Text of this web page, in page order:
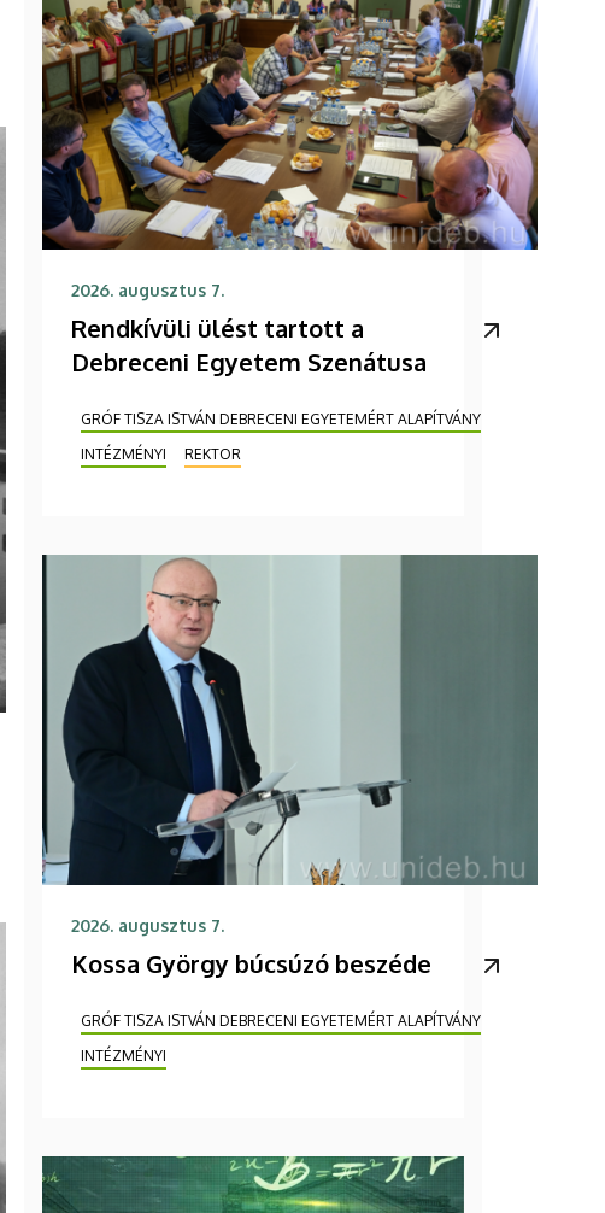
2026. augusztus 7.
Rendkívüli ülést tartott a
Debreceni Egyetem Szenátusa
GRÓF TISZA ISTVÁN DEBRECENI EGYETEMÉRT ALAPÍTVÁNY
INTÉZMÉNYI
REKTOR
2026. augusztus 7.
Kossa György búcsúzó beszéde
GRÓF TISZA ISTVÁN DEBRECENI EGYETEMÉRT ALAPÍTVÁNY
INTÉZMÉNYI